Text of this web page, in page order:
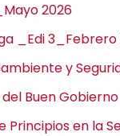
2026
_Edi 3_Febrero
y
Buen
en la